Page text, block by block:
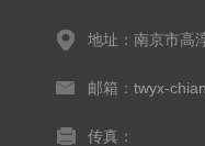
地址：南京市高
邮箱：twyx-
传真：